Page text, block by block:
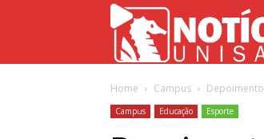
Home Campus
Campus Educação Esporte